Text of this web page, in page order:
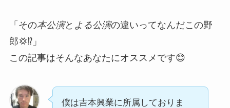
「その本公演と よる公演の違いってなんだこの野
郎💢⁉️」
この記事はそんなあなたにオススメです😊
僕は吉本興業に所属しておりま